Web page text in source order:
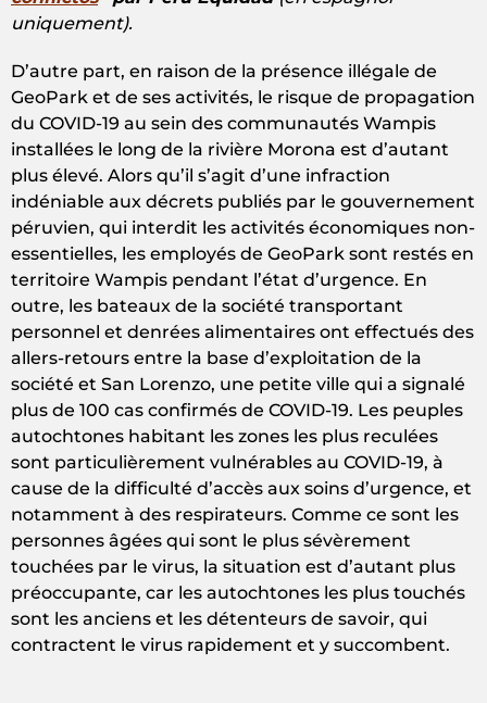
uniquement).
D’autre part, en raison de la présence illégale de
GeoPark et de ses activités, le risque de propagation
du COVID-19 au sein des communautés Wampis
installées le long de la rivière Morona est d’autant
plus élevé. Alors qu’il s’agit d’une infraction
indéniable aux décrets publiés par le gouvernement
péruvien, qui interdit les activités économiques non-
essentielles, les employés de GeoPark sont restés en
territoire Wampis pendant l’état d’urgence. En
outre, les bateaux de la société transportant
personnel et denrées alimentaires ont effectués des
allers-retours entre la base d’exploitation de la
société et San Lorenzo, une petite ville qui a signalé
plus de 100 cas confirmés de COVID-19. Les peuples
autochtones habitant les zones les plus reculées
sont particulièrement vulnérables au COVID-19, à
cause de la difficulté d’accès aux soins d’urgence, et
notamment à des respirateurs. Comme ce sont les
personnes âgées qui sont le plus sévèrement
touchées par le virus, la situation est d’autant plus
préoccupante, car les autochtones les plus touchés
sont les anciens et les détenteurs de savoir, qui
contractent le virus rapidement et y succombent.